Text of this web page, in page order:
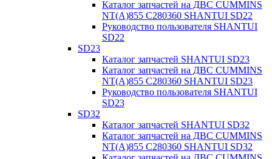
Каталог запчастей на ДВС CUMMINS
NT(A)855 C280360 SHANTUI SD22
Руководство пользователя SHANTUI
SD22
SD23
Каталог запчастей SHANTUI SD23
Каталог запчастей на ДВС CUMMINS
NT(A)855 C280360 SHANTUI SD23
Руководство пользователя SHANTUI
SD23
SD32
Каталог запчастей SHANTUI SD32
Каталог запчастей на ДВС CUMMINS
NT(A)855 C280360 SHANTUI SD32